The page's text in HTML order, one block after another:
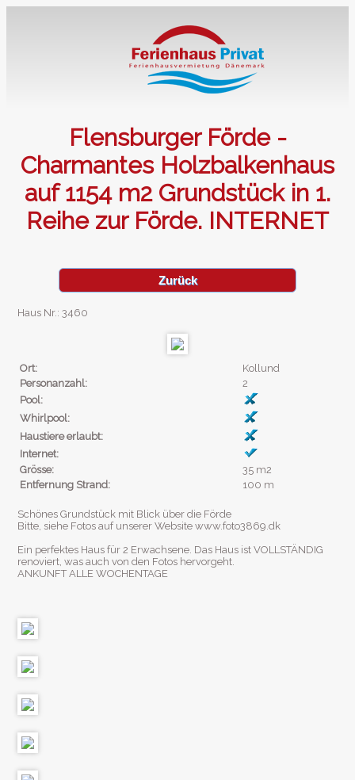
Flensburger Förde -
Charmantes Holzbalkenhaus
auf 1154 m2 Grundstück in 1.
Reihe zur Förde. INTERNET
Zurück
Haus Nr.: 3460
Ort:
Kollund
Personanzahl:
2
Pool:
Whirlpool:
Haustiere erlaubt:
Internet:
Grösse:
35 m2
Entfernung Strand:
100 m
Schönes Grundstück mit Blick über die Förde
Bitte, siehe Fotos auf unserer Website www.foto3869.dk
Ein perfektes Haus für 2 Erwachsene. Das Haus ist VOLLSTÄNDIG
renoviert, was auch von den Fotos hervorgeht.
ANKUNFT ALLE WOCHENTAGE